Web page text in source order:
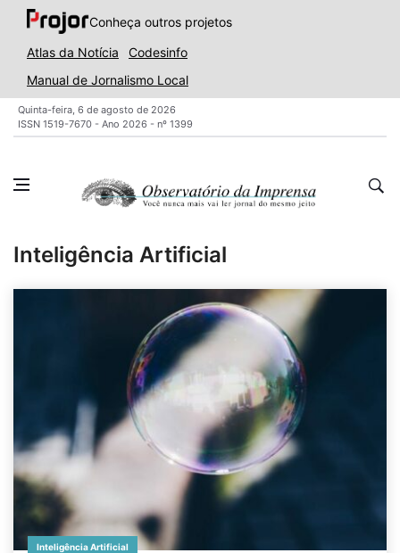
Conheça outros projetos
Atlas da Notícia
Codesinfo
Manual de Jornalismo Local
Quinta-feira, 6 de agosto de 2026
ISSN 1519-7670 - Ano 2026 - nº 1399
Inteligência Artificial
Inteligência Artificial